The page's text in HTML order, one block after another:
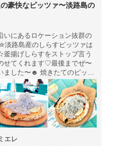
豪快なピッツァ〜淡路島の
いにあるロケーション抜群の
路島産のしらすピッツァは
釜揚げしらすをストップ言う
せてくれます♡最後までぜ〜
ました〜☻ 焼きたてのピッツ
採れたてしらすはとっても美
を眺めながらのランチはサイ
エレ